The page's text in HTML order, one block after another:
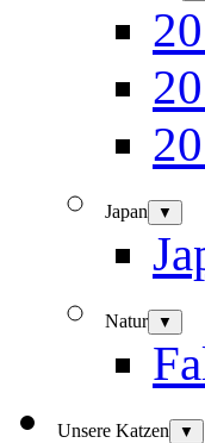
Japan ▼
Natur ▼
Unsere Katzen ▼